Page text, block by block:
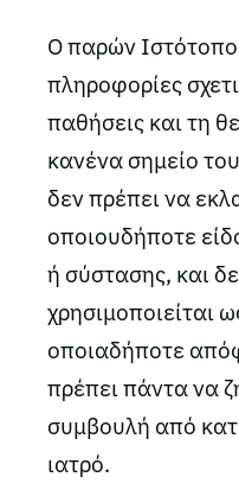
Ο παρών
πληροφορίες
παθήσεις και τη
κανένα σημείο
δεν πρέπει να
οποιουδήποτε
ή σύστασης, και
χρησιμοποιείται
οποιαδήποτε
πρέπει πάντα να
συμβουλή από
ιατρό.